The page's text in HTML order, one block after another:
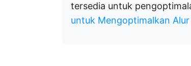
tersedia untuk
untuk Mengoptimalkan Alur